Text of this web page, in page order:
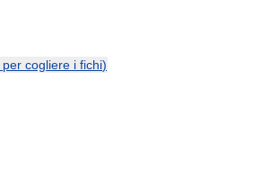
per cogliere i fichi)